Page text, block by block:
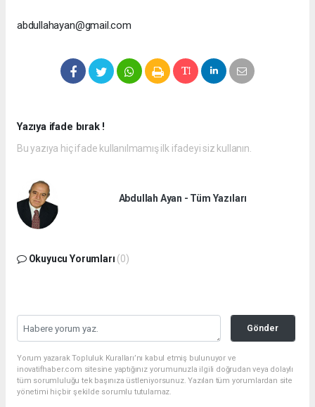
abdullahayan@gmail.com
Yazıya ifade bırak !
Bu yazıya hiç ifade kullanılmamış ilk ifadeyi siz kullanın.
Abdullah Ayan - Tüm Yazıları
Okuyucu Yorumları (0)
Gönder
Yorum yazarak Topluluk Kuralları’nı kabul etmiş bulunuyor ve
inovatifhaber.com sitesine yaptığınız yorumunuzla ilgili doğrudan veya dolaylı
tüm sorumluluğu tek başınıza üstleniyorsunuz. Yazılan tüm yorumlardan site
yönetimi hiçbir şekilde sorumlu tutulamaz.